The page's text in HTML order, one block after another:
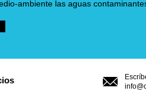
ambiente las aguas